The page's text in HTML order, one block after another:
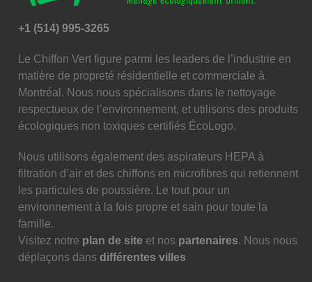
+1 (514) 995-3265
Le Chiffon Vert figure parmi les leaders de l’industrie en
matière de propreté résidentielle et commerciale à
Montréal. Nous nous spécialisons dans le nettoyage
respectueux de l’environnement, et utilisons des produits
écologiques non toxiques certifiés ÉcoLogo.
Nous utilisons également des aspirateurs HEPA à
filtration d’air et des chiffons en microfibres qui retiennent
les particules de poussière. Le tout pour un
environnement à la fois propre et sain pour toute la
famille.
Visitez notre plan de site et nos partenaires. Nous nous
déplaçons dansdifférentes villes